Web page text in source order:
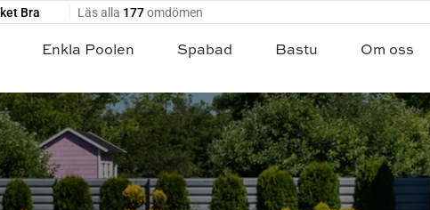
Enkla Poolen Spabad Bastu Om oss